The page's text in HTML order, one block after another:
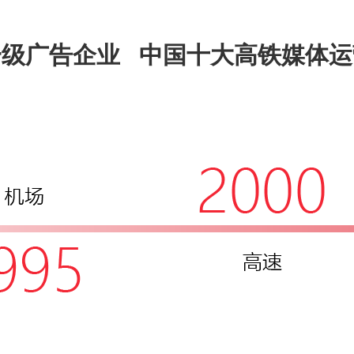
广告企业 中国十大高铁媒体